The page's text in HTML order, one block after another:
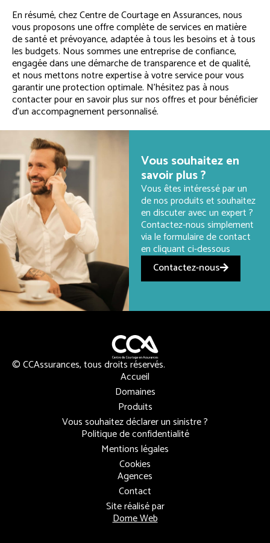
En résumé, chez Centre de Courtage en Assurances, nous
vous proposons une offre complète de services en matière
de santé et prévoyance, adaptée à tous les besoins et à tous
les budgets. Nous sommes une entreprise de confiance,
engagée dans une démarche de transparence et de qualité,
et nous mettons notre expertise à votre service pour vous
garantir une protection optimale. N’hésitez pas à nous
contacter pour en savoir plus sur nos offres et pour bénéficier
d’un accompagnement personnalisé.
Vous souhaitez en
savoir plus ?
Vous êtes intéressé par un
de nos produits et souhaitez
en discuter avec un expert ?
Contactez-nous simplement
via le formulaire de contact
en cliquant ci-dessous
Contactez-nous
© CCAssurances, tous droits réservés.
Accueil
Domaines
Produits
Vous souhaitez déclarer un sinistre ?
Agences
Contact
Site réalisé par
Dome Web
Politique de confidentialité
Mentions légales
Cookies